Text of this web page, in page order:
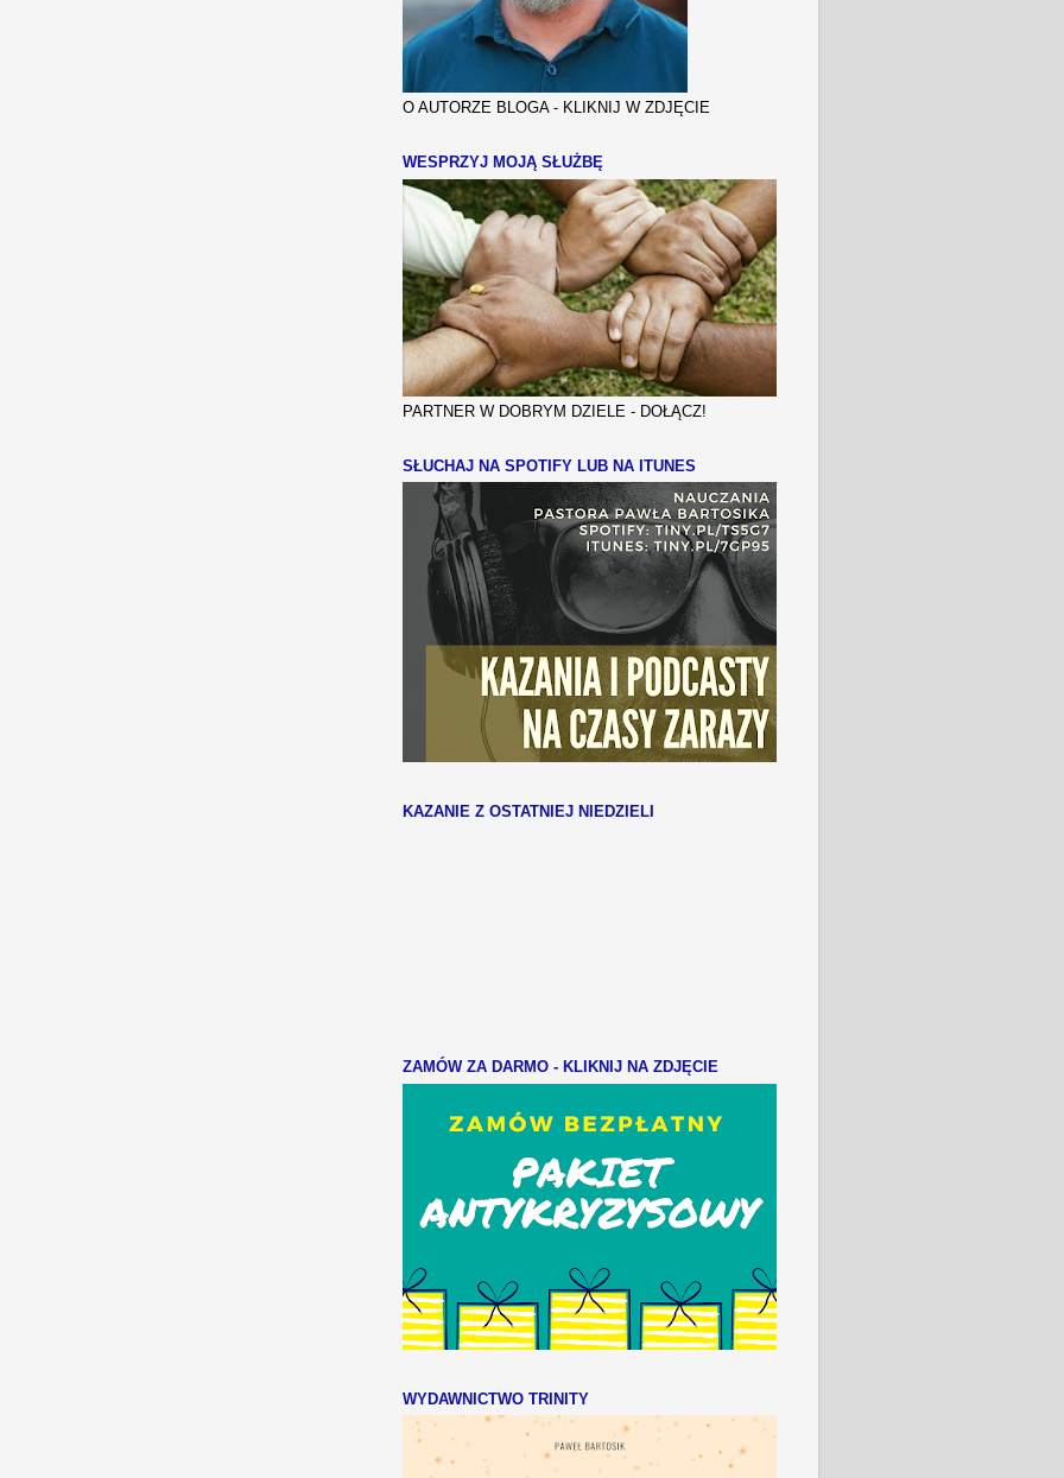
O AUTORZE BLOGA - KLIKNIJ W ZDJĘCIE
WESPRZYJ MOJĄ SŁUŻBĘ
PARTNER W DOBRYM DZIELE - DOŁĄCZ!
SŁUCHAJ NA SPOTIFY LUB NA ITUNES
KAZANIE Z OSTATNIEJ NIEDZIELI
ZAMÓW ZA DARMO - KLIKNIJ NA ZDJĘCIE
WYDAWNICTWO TRINITY